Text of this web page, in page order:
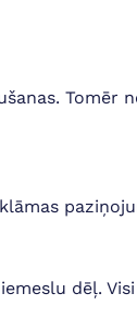
Tomēr
dēļ.